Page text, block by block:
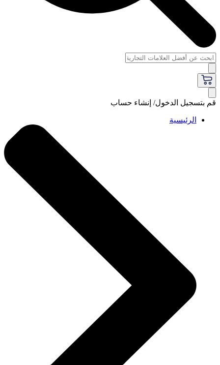
قم بتسجيل الدخول/ إنشاء حساب
الرئيسية